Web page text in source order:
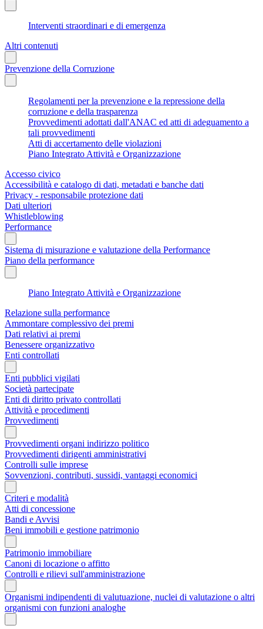
Interventi straordinari e di emergenza
Altri contenuti
Prevenzione della Corruzione
Regolamenti per la prevenzione e la repressione della
corruzione e della trasparenza
Provvedimenti adottati dall'ANAC ed atti di adeguamento a
tali provvedimenti
Atti di accertamento delle violazioni
Piano Integrato Attività e Organizzazione
Accesso civico
Accessibilità e catalogo di dati, metadati e banche dati
Privacy - responsabile protezione dati
Dati ulteriori
Whistleblowing
Performance
Sistema di misurazione e valutazione della Performance
Piano della performance
Piano Integrato Attività e Organizzazione
Relazione sulla performance
Ammontare complessivo dei premi
Dati relativi ai premi
Benessere organizzativo
Enti controllati
Enti pubblici vigilati
Società partecipate
Enti di diritto privato controllati
Attività e procedimenti
Provvedimenti
Provvedimenti organi indirizzo politico
Provvedimenti dirigenti amministrativi
Controlli sulle imprese
Sovvenzioni, contributi, sussidi, vantaggi economici
Criteri e modalità
Atti di concessione
Bandi e Avvisi
Beni immobili e gestione patrimonio
Patrimonio immobiliare
Canoni di locazione o affitto
Controlli e rilievi sull'amministrazione
Organismi indipendenti di valutuazione, nuclei di valutazione o altri
organismi con funzioni analoghe